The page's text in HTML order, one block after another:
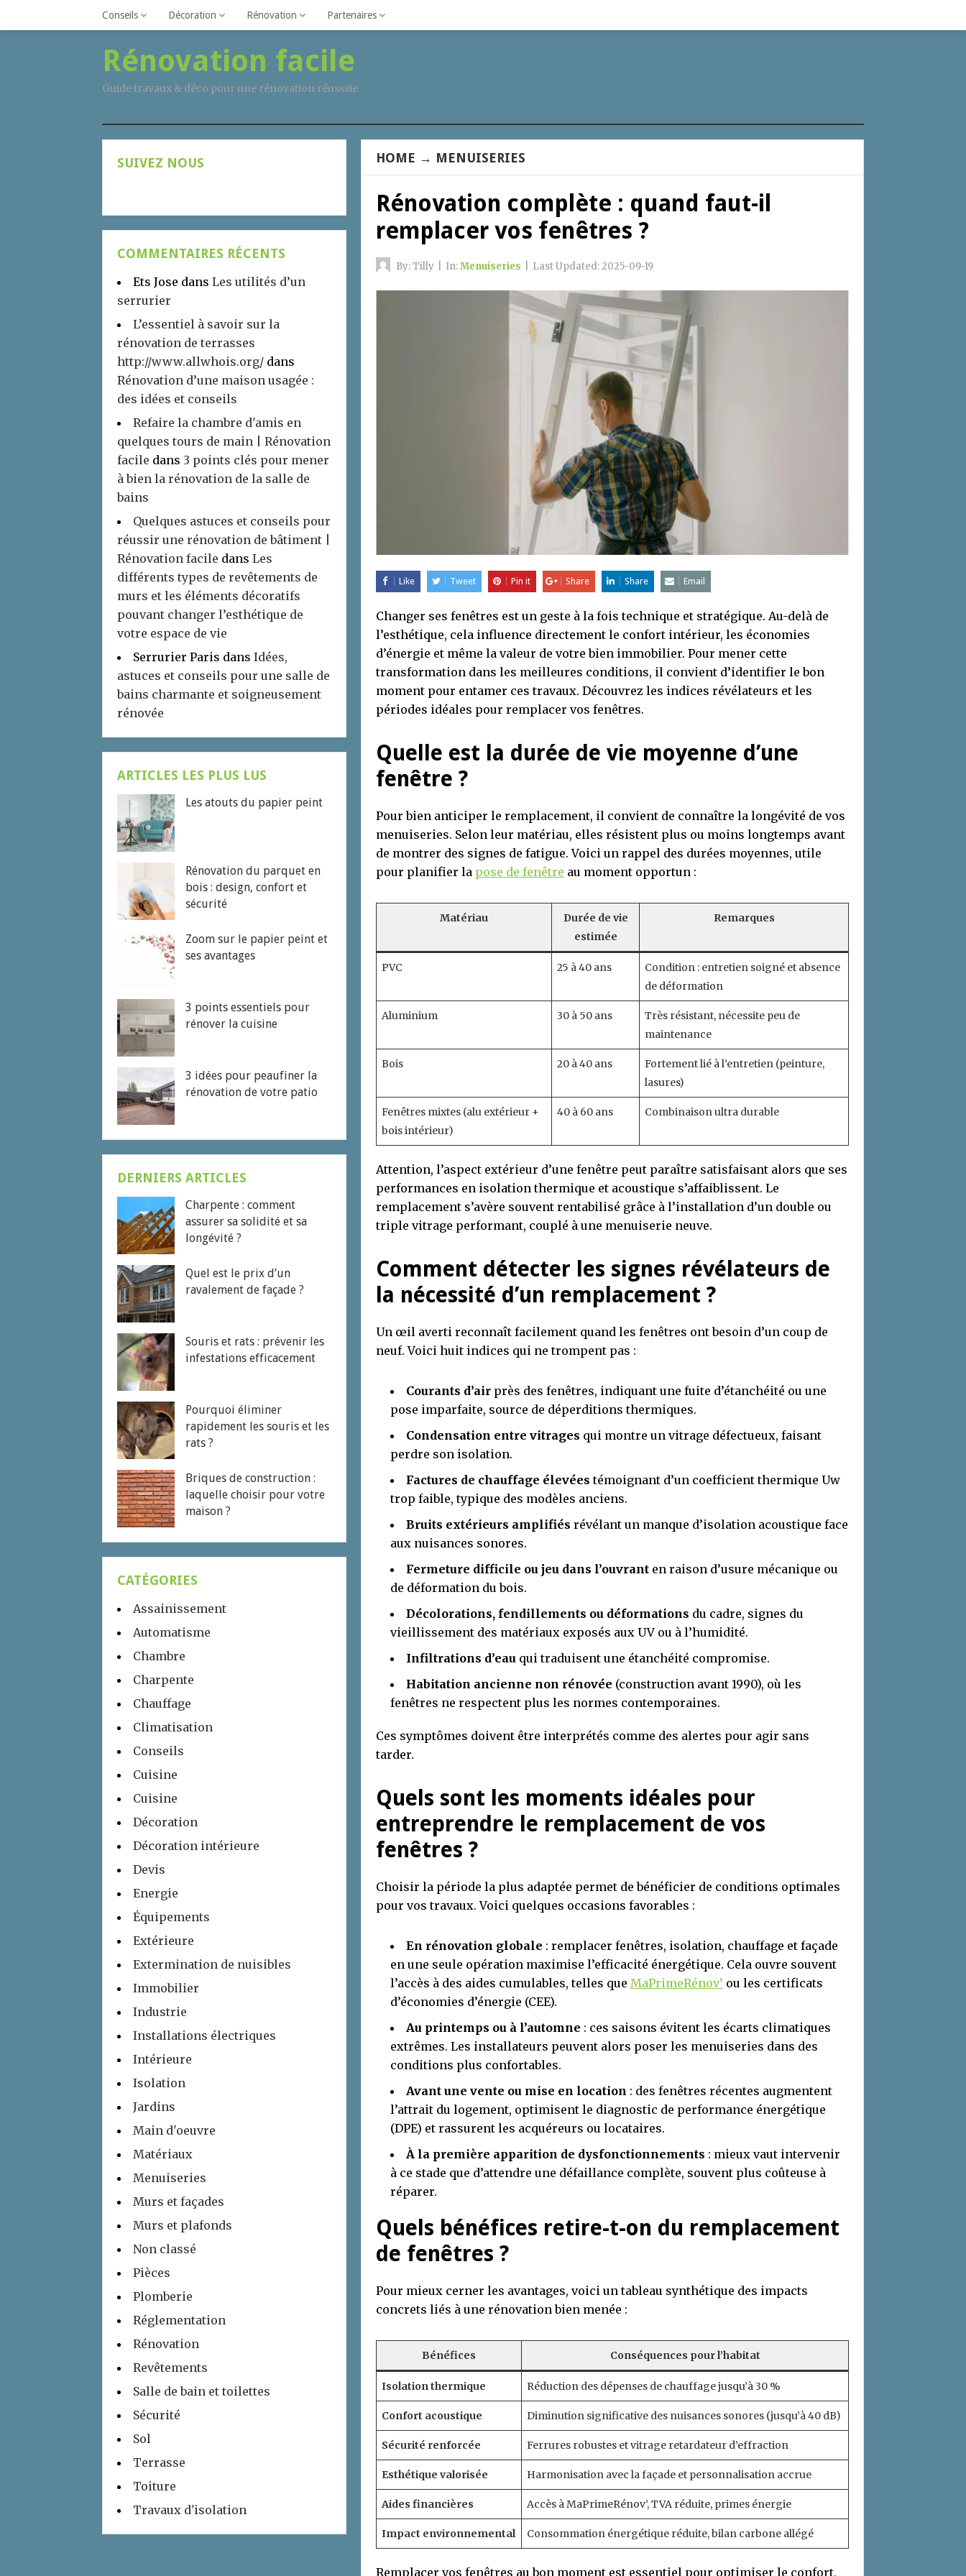
Conseils Décoration Rénovation Partenaires
Rénovation facile
Guide travaux & déco pour une rénovation réusssie
HOME → MENUISERIES
Rénovation complète : quand faut-il
remplacer vos fenêtres ?
By:Tilly In:Menuiseries Last Updated:2025-09-19
Like Tweet Pin it Share Share Email
Changer ses fenêtres est un geste à la fois technique et stratégique. Au-delà de
l’esthétique, cela influence directement le confort intérieur, les économies
d’énergie et même la valeur de votre bien immobilier. Pour mener cette
transformation dans les meilleures conditions, il convient d’identifier le bon
moment pour entamer ces travaux. Découvrez les indices révélateurs et les
périodes idéales pour remplacer vos fenêtres.
Quelle est la durée de vie moyenne d’une
fenêtre ?
Pour bien anticiper le remplacement, il convient de connaître la longévité de vos
menuiseries. Selon leur matériau, elles résistent plus ou moins longtemps avant
de montrer des signes de fatigue. Voici un rappel des durées moyennes, utile
pour planifier la pose de fenêtre au moment opportun :
Matériau
Durée de vie
estimée
Remarques
PVC 25 à 40 ans
Condition : entretien soigné et absence
de déformation
Aluminium 30 à 50 ans
Très résistant, nécessite peu de
maintenance
Bois 20 à 40 ans
Fortement lié à l’entretien (peinture,
lasures)
Fenêtres mixtes (alu extérieur +
bois intérieur)
40 à 60 ans Combinaison ultra durable
Attention, l’aspect extérieur d’une fenêtre peut paraître satisfaisant alors que ses
performances en isolation thermique et acoustique s’affaiblissent. Le
remplacement s’avère souvent rentabilisé grâce à l’installation d’un double ou
triple vitrage performant, couplé à une menuiserie neuve.
Comment détecter les signes révélateurs de
la nécessité d’un remplacement ?
Un œil averti reconnaît facilement quand les fenêtres ont besoin d’un coup de
neuf. Voici huit indices qui ne trompent pas :
Courants d’air près des fenêtres, indiquant une fuite d’étanchéité ou une
pose imparfaite, source de déperditions thermiques.
Condensation entre vitrages qui montre un vitrage défectueux, faisant
perdre son isolation.
Factures de chauffage élevées témoignant d’un coefficient thermique Uw
trop faible, typique des modèles anciens.
Bruits extérieurs amplifiés révélant un manque d’isolation acoustique face
aux nuisances sonores.
Fermeture difficile ou jeu dans l’ouvrant en raison d’usure mécanique ou
de déformation du bois.
Décolorations, fendillements ou déformations du cadre, signes du
vieillissement des matériaux exposés aux UV ou à l’humidité.
Infiltrations d’eau qui traduisent une étanchéité compromise.
Habitation ancienne non rénovée (construction avant 1990), où les
fenêtres ne respectent plus les normes contemporaines.
Ces symptômes doivent être interprétés comme des alertes pour agir sans
tarder.
Quels sont les moments idéales pour
entreprendre le remplacement de vos
fenêtres ?
Choisir la période la plus adaptée permet de bénéficier de conditions optimales
pour vos travaux. Voici quelques occasions favorables :
En rénovation globale : remplacer fenêtres, isolation, chauffage et façade
en une seule opération maximise l’efficacité énergétique. Cela ouvre souvent
l’accès à des aides cumulables, telles que MaPrimeRénov’ ou les certificats
d’économies d’énergie (CEE).
Au printemps ou à l’automne : ces saisons évitent les écarts climatiques
extrêmes. Les installateurs peuvent alors poser les menuiseries dans des
conditions plus confortables.
Avant une vente ou mise en location : des fenêtres récentes augmentent
l’attrait du logement, optimisent le diagnostic de performance énergétique
(DPE) et rassurent les acquéreurs ou locataires.
À la première apparition de dysfonctionnements : mieux vaut intervenir
à ce stade que d’attendre une défaillance complète, souvent plus coûteuse à
réparer.
Quels bénéfices retire-t-on du remplacement
de fenêtres ?
Pour mieux cerner les avantages, voici un tableau synthétique des impacts
concrets liés à une rénovation bien menée :
Bénéfices Conséquences pour l’habitat
Isolation thermique Réduction des dépenses de chauffage jusqu’à 30 %
Confort acoustique Diminution significative des nuisances sonores (jusqu’à 40 dB)
Sécurité renforcée Ferrures robustes et vitrage retardateur d’effraction
Esthétique valorisée Harmonisation avec la façade et personnalisation accrue
Aides financières Accès à MaPrimeRénov’, TVA réduite, primes énergie
Impact environnemental Consommation énergétique réduite, bilan carbone allégé
Remplacer vos fenêtres au bon moment est essentiel pour optimiser le confort,
SUIVEZ NOUS
COMMENTAIRES RÉCENTS
Ets Jose dans Les utilités d’un
serrurier
L’essentiel à savoir sur la
rénovation de terrasses
http://www.allwhois.org/ dans
Rénovation d’une maison usagée :
des idées et conseils
Refaire la chambre d'amis en
quelques tours de main | Rénovation
facile dans 3 points clés pour mener
à bien la rénovation de la salle de
bains
Quelques astuces et conseils pour
réussir une rénovation de bâtiment |
Rénovation facile dans Les
différents types de revêtements de
murs et les éléments décoratifs
pouvant changer l’esthétique de
votre espace de vie
Serrurier Paris dans Idées,
astuces et conseils pour une salle de
bains charmante et soigneusement
rénovée
ARTICLES LES PLUS LUS
Les atouts du papier peint
Rénovation du parquet en
bois : design, confort et
sécurité
Zoom sur le papier peint et
ses avantages
3 points essentiels pour
rénover la cuisine
3 idées pour peaufiner la
rénovation de votre patio
DERNIERS ARTICLES
Charpente : comment
assurer sa solidité et sa
longévité ?
Quel est le prix d’un
ravalement de façade ?
Souris et rats : prévenir les
infestations efficacement
Pourquoi éliminer
rapidement les souris et les
rats ?
Briques de construction :
laquelle choisir pour votre
maison ?
CATÉGORIES
Assainissement
Automatisme
Chambre
Charpente
Chauffage
Climatisation
Conseils
Cuisine
Cuisine
Décoration
Décoration intérieure
Devis
Energie
Équipements
Extérieure
Extermination de nuisibles
Immobilier
Industrie
Installations électriques
Intérieure
Isolation
Jardins
Main d'oeuvre
Matériaux
Menuiseries
Murs et façades
Murs et plafonds
Non classé
Pièces
Plomberie
Réglementation
Rénovation
Revêtements
Salle de bain et toilettes
Sécurité
Sol
Terrasse
Toiture
Travaux d'isolation